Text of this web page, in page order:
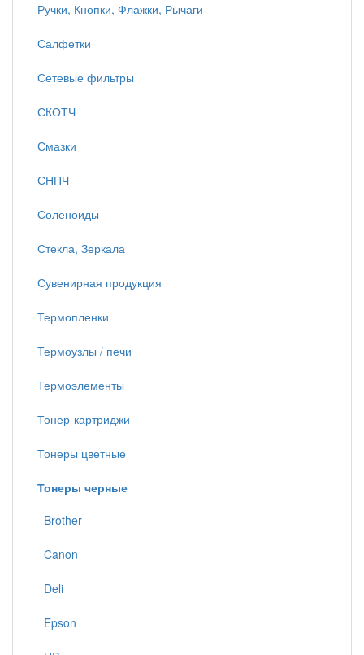
Ручки, Кнопки, Флажки, Рычаги
Салфетки
Сетевые фильтры
СКОТЧ
Смазки
СНПЧ
Соленоиды
Стекла, Зеркала
Сувенирная продукция
Термопленки
Термоузлы / печи
Термоэлементы
Тонер-картриджи
Тонеры цветные
Тонеры черные
Brother
Canon
Deli
Epson